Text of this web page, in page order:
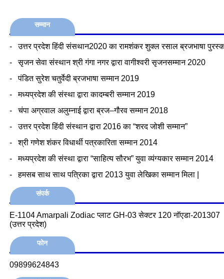
सम्मान
- उत्तर प्रदेश हिंदी संसथान2020 का रामशंकर शुक्ल रसाल ब्रजभाषा
- सृजन सेवा संस्थान श्री गंगा नगर द्वारा वागीश्वरी सृजनसम्मान 2020
- पंडित सुरेश चतुर्वेदी ब्रजभाषा सम्मान 2019
- मध्यप्रदेश की संस्था द्वारा कादम्बरी सम्मान 2019
- चंपा अग्रवाल अलुम्नाई द्वारा ब्रज–गौरव सम्मान 2018
- उत्तर प्रदेश हिंदी संस्थान द्वारा 2016 का “शरद जोशी सम्मान”
- श्री गणेश शंकर विधार्थी पत्रकारिता सम्मान 2014
- मध्यप्रदेश की संस्था द्वारा “साहित्य सौरभ” युवा व्यंग्यकार सम्मान 2014
- हमसब साथ साथ पत्रिका द्वारा 2013 युवा लेखिका सम्मान मिला |
संपर्क
E-1104 Amarpali Zodiac प्लाट GH-03 सेक्टर 120 नॉएडा-201307
(उत्तर प्रदेश)
फोन
09899624843